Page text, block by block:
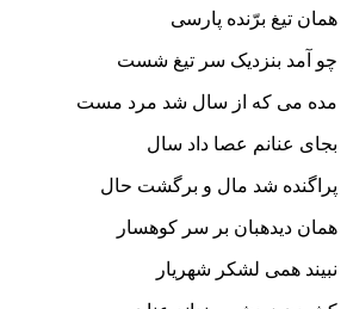
همان تیغ برّنده پارسى‏
چو آمد بنزدیک سر تیغ شست
مده مى که از سال شد مرد مست‏
بجاى عنانم عصا داد سال
پراگنده شد مال و برگشت حال‏
همان دیده‏بان بر سر کوهسار
نبیند همى لشکر شهریار